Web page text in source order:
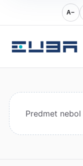
A−
Predmet nebol